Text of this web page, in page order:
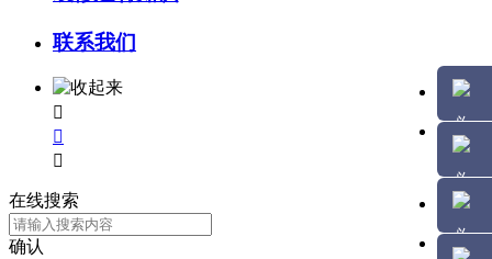
联系我们



在线搜索
确认